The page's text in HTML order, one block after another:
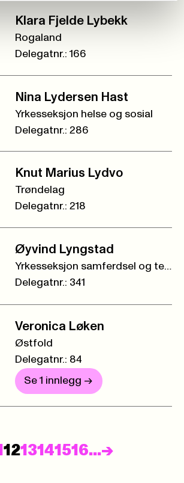
Klara Fjelde Lybekk
Rogaland
Delegatnr.: 166
Nina Lydersen Hast
Yrkesseksjon helse og sosial
Delegatnr.: 286
Knut Marius Lydvo
Trøndelag
Delegatnr.: 218
Øyvind Lyngstad
Yrkesseksjon samferdsel og
Delegatnr.: 341
Veronica Løken
Østfold
Delegatnr.: 84
Se 1 innlegg ->
1213141516...->Neste